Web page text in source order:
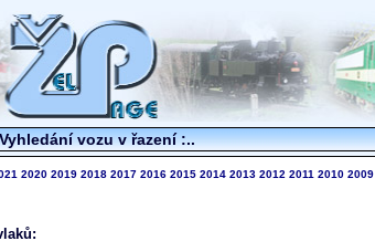
vozu v řazení :..
2020 2019 2018 2017 2016 2015 2014 2013 2012 2011 2010 2009